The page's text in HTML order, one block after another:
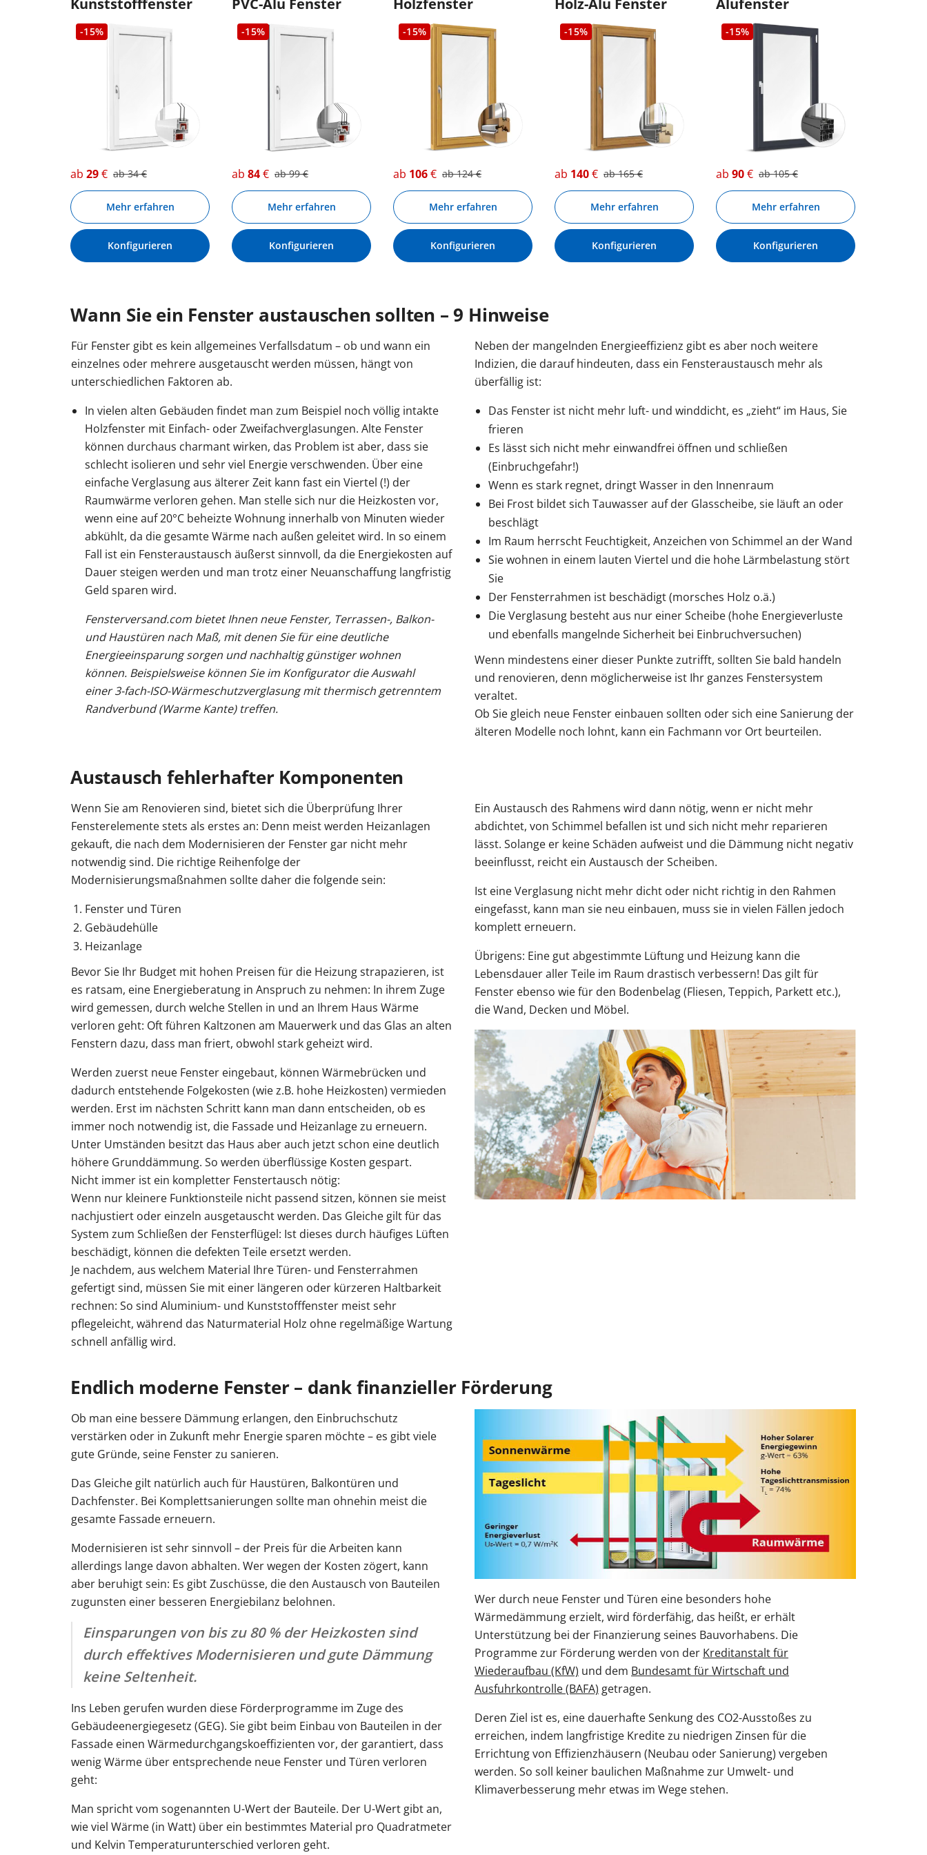
Kunststofffenster
-15%
ab 29€ ab34€
Mehr erfahren
Konfigurieren
PVC-Alu Fenster
-15%
ab 84€ ab99€
Mehr erfahren
Konfigurieren
Holzfenster
-15%
ab 106€ ab124€
Mehr erfahren
Konfigurieren
Holz-Alu Fenster
-15%
ab 140€ ab165€
Mehr erfahren
Konfigurieren
Alufenster
-15%
ab 90€ ab105€
Mehr erfahren
Konfigurieren
Wann Sie ein Fenster austauschen sollten – 9 Hinweise
Für Fenster gibt es kein allgemeines Verfallsdatum – ob und wann ein
einzelnes oder mehrere ausgetauscht werden müssen, hängt von
unterschiedlichen Faktoren ab.
In vielen alten Gebäuden findet man zum Beispiel noch völlig intakte
Holzfenster mit Einfach- oder Zweifachverglasungen. Alte Fenster
können durchaus charmant wirken, das Problem ist aber, dass sie
schlecht isolieren und sehr viel Energie verschwenden. Über eine
einfache Verglasung aus älterer Zeit kann fast ein Viertel (!) der
Raumwärme verloren gehen. Man stelle sich nur die Heizkosten vor,
wenn eine auf 20°C beheizte Wohnung innerhalb von Minuten wieder
abkühlt, da die gesamte Wärme nach außen geleitet wird. In so einem
Fall ist ein Fensteraustausch äußerst sinnvoll, da die Energiekosten auf
Dauer steigen werden und man trotz einer Neuanschaffung langfristig
Geld sparen wird.
Fensterversand.com bietet Ihnen neue Fenster, Terrassen-, Balkon-
und Haustüren nach Maß, mit denen Sie für eine deutliche
Energieeinsparung sorgen und nachhaltig günstiger wohnen
können. Beispielsweise können Sie im Konfigurator die Auswahl
einer 3-fach-ISO-Wärmeschutzverglasung mit thermisch getrenntem
Randverbund (Warme Kante) treffen.
Neben der mangelnden Energieeffizienz gibt es aber noch weitere
Indizien, die darauf hindeuten, dass ein Fensteraustausch mehr als
überfällig ist:
Das Fenster ist nicht mehr luft- und winddicht, es „zieht“ im Haus, Sie
frieren
Es lässt sich nicht mehr einwandfrei öffnen und schließen
(Einbruchgefahr!)
Wenn es stark regnet, dringt Wasser in den Innenraum
Bei Frost bildet sich Tauwasser auf der Glasscheibe, sie läuft an oder
beschlägt
Im Raum herrscht Feuchtigkeit, Anzeichen von Schimmel an der Wand
Sie wohnen in einem lauten Viertel und die hohe Lärmbelastung stört
Sie
Der Fensterrahmen ist beschädigt (morsches Holz o.ä.)
Die Verglasung besteht aus nur einer Scheibe (hohe Energieverluste
und ebenfalls mangelnde Sicherheit bei Einbruchversuchen)
Wenn mindestens einer dieser Punkte zutrifft, sollten Sie bald handeln
und renovieren, denn möglicherweise ist Ihr ganzes Fenstersystem
veraltet.
Ob Sie gleich neue Fenster einbauen sollten oder sich eine Sanierung der
älteren Modelle noch lohnt, kann ein Fachmann vor Ort beurteilen.
Austausch fehlerhafter Komponenten
Wenn Sie am Renovieren sind, bietet sich die Überprüfung Ihrer
Fensterelemente stets als erstes an: Denn meist werden Heizanlagen
gekauft, die nach dem Modernisieren der Fenster gar nicht mehr
notwendig sind. Die richtige Reihenfolge der
Modernisierungsmaßnahmen sollte daher die folgende sein:
Fenster und Türen
Gebäudehülle
Heizanlage
Bevor Sie Ihr Budget mit hohen Preisen für die Heizung strapazieren, ist
es ratsam, eine Energieberatung in Anspruch zu nehmen: In ihrem Zuge
wird gemessen, durch welche Stellen in und an Ihrem Haus Wärme
verloren geht: Oft führen Kaltzonen am Mauerwerk und das Glas an alten
Fenstern dazu, dass man friert, obwohl stark geheizt wird.
Werden zuerst neue Fenster eingebaut, können Wärmebrücken und
dadurch entstehende Folgekosten (wie z.B. hohe Heizkosten) vermieden
werden. Erst im nächsten Schritt kann man dann entscheiden, ob es
immer noch notwendig ist, die Fassade und Heizanlage zu erneuern.
Unter Umständen besitzt das Haus aber auch jetzt schon eine deutlich
höhere Grunddämmung. So werden überflüssige Kosten gespart.
Nicht immer ist ein kompletter Fenstertausch nötig:
Wenn nur kleinere Funktionsteile nicht passend sitzen, können sie meist
nachjustiert oder einzeln ausgetauscht werden. Das Gleiche gilt für das
System zum Schließen der Fensterflügel: Ist dieses durch häufiges Lüften
beschädigt, können die defekten Teile ersetzt werden.
Je nachdem, aus welchem Material Ihre Türen- und Fensterrahmen
gefertigt sind, müssen Sie mit einer längeren oder kürzeren Haltbarkeit
rechnen: So sind Aluminium- und Kunststofffenster meist sehr
pflegeleicht, während das Naturmaterial Holz ohne regelmäßige Wartung
schnell anfällig wird.
Ein Austausch des Rahmens wird dann nötig, wenn er nicht mehr
abdichtet, von Schimmel befallen ist und sich nicht mehr reparieren
lässt. Solange er keine Schäden aufweist und die Dämmung nicht negativ
beeinflusst, reicht ein Austausch der Scheiben.
Ist eine Verglasung nicht mehr dicht oder nicht richtig in den Rahmen
eingefasst, kann man sie neu einbauen, muss sie in vielen Fällen jedoch
komplett erneuern.
Übrigens: Eine gut abgestimmte Lüftung und Heizung kann die
Lebensdauer aller Teile im Raum drastisch verbessern! Das gilt für
Fenster ebenso wie für den Bodenbelag (Fliesen, Teppich, Parkett etc.),
die Wand, Decken und Möbel.
Endlich moderne Fenster – dank finanzieller Förderung
Ob man eine bessere Dämmung erlangen, den Einbruchschutz
verstärken oder in Zukunft mehr Energie sparen möchte – es gibt viele
gute Gründe, seine Fenster zu sanieren.
Das Gleiche gilt natürlich auch für Haustüren, Balkontüren und
Dachfenster. Bei Komplettsanierungen sollte man ohnehin meist die
gesamte Fassade erneuern.
Modernisieren ist sehr sinnvoll – der Preis für die Arbeiten kann
allerdings lange davon abhalten. Wer wegen der Kosten zögert, kann
aber beruhigt sein: Es gibt Zuschüsse, die den Austausch von Bauteilen
zugunsten einer besseren Energiebilanz belohnen.
Einsparungen von bis zu 80 % der Heizkosten sind
durch effektives Modernisieren und gute Dämmung
keine Seltenheit.
Ins Leben gerufen wurden diese Förderprogramme im Zuge des
Gebäudeenergiegesetz (GEG). Sie gibt beim Einbau von Bauteilen in der
Fassade einen Wärmedurchgangskoeffizienten vor, der garantiert, dass
wenig Wärme über entsprechende neue Fenster und Türen verloren
geht:
Man spricht vom sogenannten U-Wert der Bauteile. Der U-Wert gibt an,
wie viel Wärme (in Watt) über ein bestimmtes Material pro Quadratmeter
und Kelvin Temperaturunterschied verloren geht.
Wer durch neue Fenster und Türen eine besonders hohe
Wärmedämmung erzielt, wird förderfähig, das heißt, er erhält
Unterstützung bei der Finanzierung seines Bauvorhabens. Die
Programme zur Förderung werden von der Kreditanstalt für
Wiederaufbau (KfW) und dem Bundesamt für Wirtschaft und
Ausfuhrkontrolle (BAFA) getragen.
Deren Ziel ist es, eine dauerhafte Senkung des CO2-Ausstoßes zu
erreichen, indem langfristige Kredite zu niedrigen Zinsen für die
Errichtung von Effizienzhäusern (Neubau oder Sanierung) vergeben
werden. So soll keiner baulichen Maßnahme zur Umwelt- und
Klimaverbesserung mehr etwas im Wege stehen.